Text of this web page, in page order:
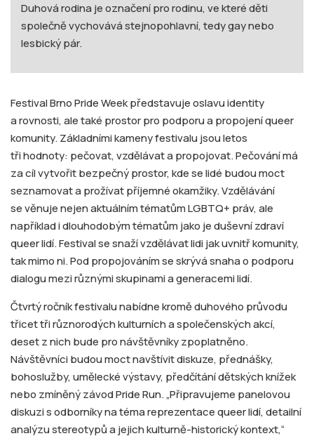
Duhová rodina je označení pro rodinu, ve které děti
společně vychovává stejnopohlavní, tedy gay nebo
lesbický pár.
Festival Brno Pride Week představuje oslavu identity
a rovnosti, ale také prostor pro podporu a propojení queer
komunity. Základními kameny festivalu jsou letos
tři hodnoty: pečovat, vzdělávat a propojovat. Pečování má
za cíl vytvořit bezpečný prostor, kde se lidé budou moct
seznamovat a prožívat příjemné okamžiky. Vzdělávání
se věnuje nejen aktuálním tématům LGBTQ+ práv, ale
například i dlouhodobým tématům jako je duševní zdraví
queer lidí. Festival se snaží vzdělávat lidi jak uvnitř komunity,
tak mimo ni. Pod propojováním se skrývá snaha o podporu
dialogu mezi různými skupinami a generacemi lidí.
Čtvrtý ročník festivalu nabídne kromě duhového průvodu
třicet tři různorodých kulturních a společenských akcí,
deset z nich bude pro návštěvníky zpoplatněno.
Návštěvníci budou moct navštívit diskuze, přednášky,
bohoslužby, umělecké výstavy, předčítání dětských knížek
nebo zmíněný závod Pride Run. „Připravujeme panelovou
diskuzi s odborníky na téma reprezentace queer lidí, detailní
analýzu stereotypů a jejich kulturně-historický kontext,“